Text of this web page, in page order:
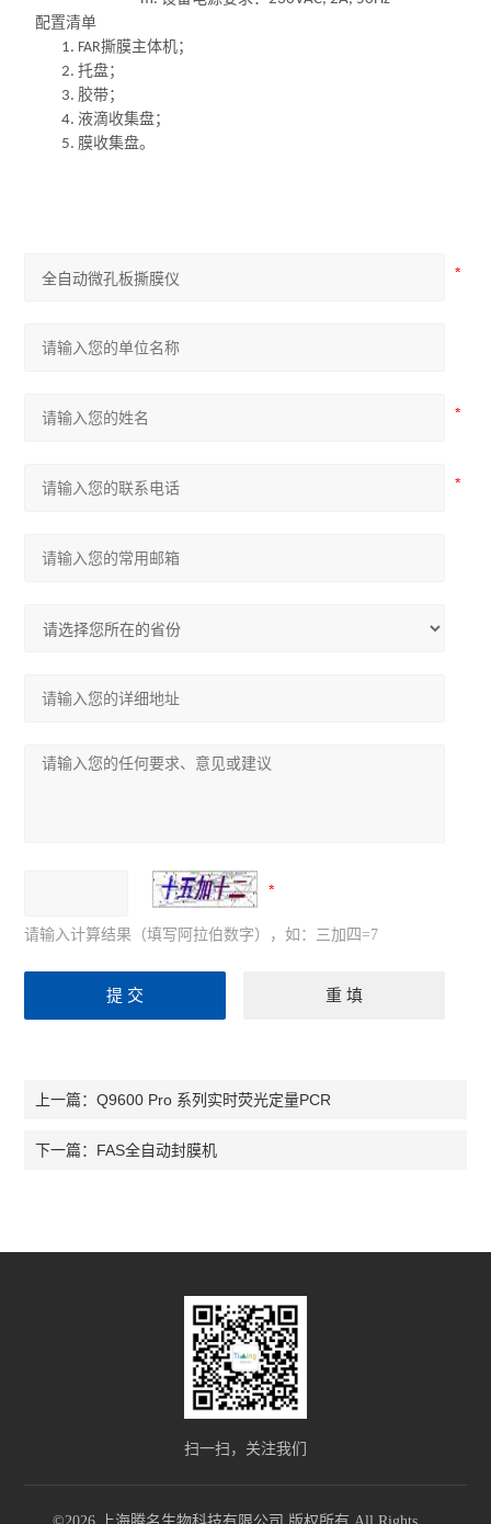
配置清单
1. FAR撕膜主体机；
2.托盘；
3.胶带；
4.液滴收集盘；
5.膜收集盘。
请输入计算结果（填写阿拉伯数字），如：三加四=7
上一篇：Q9600 Pro 系列实时荧光定量PCR
下一篇： FAS全自动封膜机
扫一扫，关注我们